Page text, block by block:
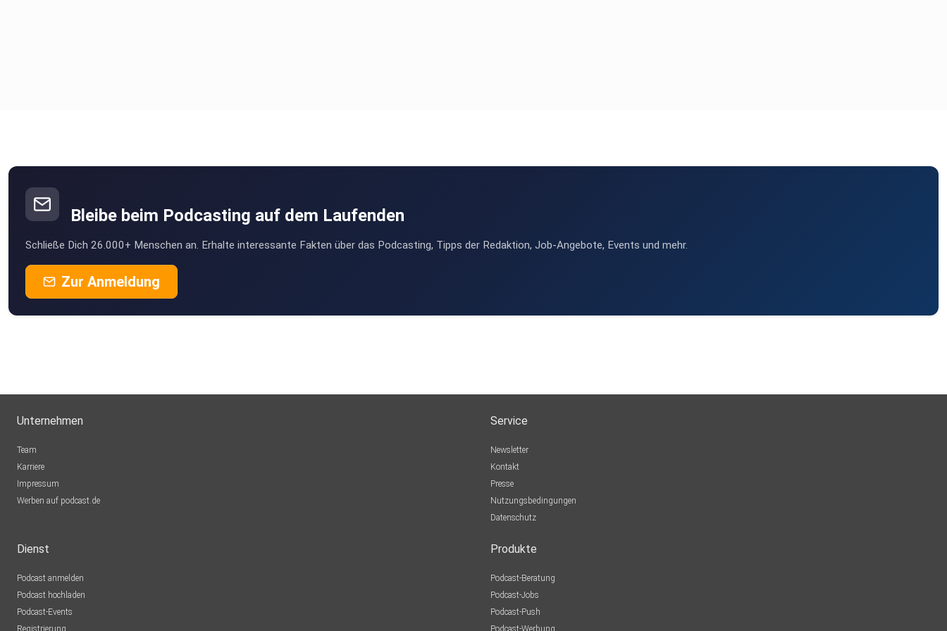
Bleibe beim Podcasting auf dem Laufenden
Schließe Dich 26.000+ Menschen an. Erhalte interessante Fakten über das Podcasting, Tipps der Redaktion, Job-Angebote, Events und mehr.
Zur Anmeldung
Unternehmen
Team
Karriere
Impressum
Werben auf podcast.de
Service
Newsletter
Kontakt
Presse
Nutzungsbedingungen
Datenschutz
Dienst
Podcast anmelden
Podcast hochladen
Podcast-Events
Registrierung
Produkte
Podcast-Beratung
Podcast-Jobs
Podcast-Push
Podcast-Werbung